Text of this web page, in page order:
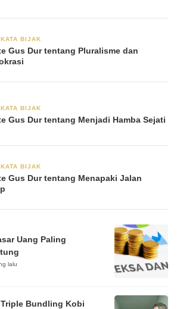
BIJAK
Gus Dur tentang Pluralisme dan
BIJAK
Gus Dur tentang Menjadi Hamba Sejati
BIJAK
Gus Dur tentang Menapaki Jalan
Uang Paling
lalu
Bundling Kobi